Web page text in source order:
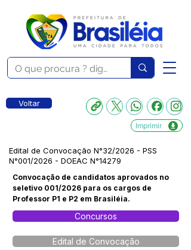
Voltar
Imprimir
Edital de Convocação N°32/2026 - PSS
N°001/2026 - DOEAC N°14279
Convocação de candidatos aprovados no
seletivo 001/2026 para os cargos de
Professor P1 e P2 em Brasiléia.
Concursos
Edital de Convocação